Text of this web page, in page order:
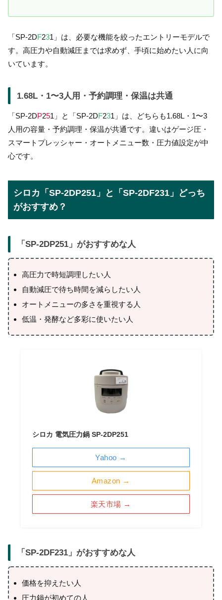
「SP-2DF231」は、必要な機能を絞ったエントリーモデルで
す。高圧力や自動減圧までは求めず、手頃に始めたい人に向
いています。
1.68L・1〜3人用・予約調理・保温は共通
「SP-2DP251」と「SP-2DF231」は、どちらも1.68L・1〜3
人用の容量・予約調理・保温が共通です。違いはゲージ圧・
スマートプレッシャー・オートメニュー数・圧力値設定が中
心です。
シロカ「SP-2DP251」と「SP-2DF231」どっち
がおすすめ？
「SP-2DP251 」がおすすめな人
高圧力で時短調理したい人
自動減圧で待ち時間を減らしたい人
オートメニューの多さを重視する人
低温・発酵など多彩に使いたい人
シロカ 電気圧力鍋 SP-2DP251
Amazon →
楽天市場 →
Yahoo →
「SP-2DF231 」がおすすめな人
価格を抑えたい人
圧力鍋が初めての人